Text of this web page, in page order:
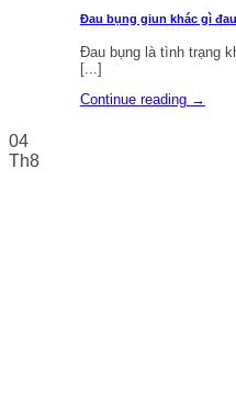
Đau bụng giun khác gì
Đau bụng là tình trạng
[...]
Continue reading →
04
Th8